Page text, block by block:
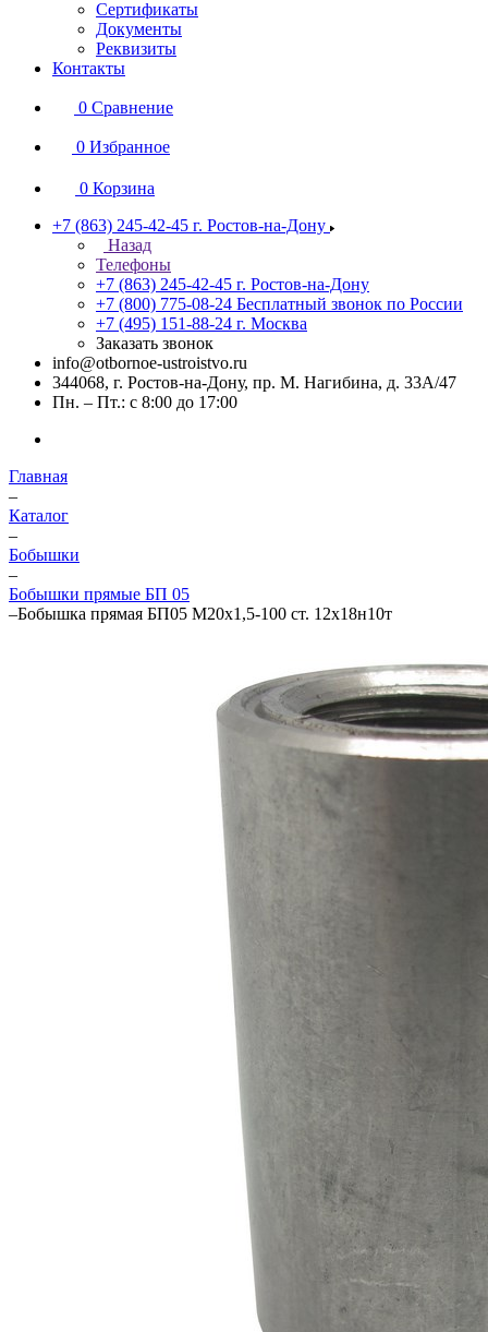
Сертификаты
Документы
Реквизиты
Контакты
0 Сравнение
0 Избранное
0 Корзина
+7 (863) 245-42-45 г. Ростов-на-Дону
Назад
Телефоны
+7 (863) 245-42-45 г. Ростов-на-Дону
+7 (800) 775-08-24 Бесплатный звонок по России
+7 (495) 151-88-24 г. Москва
Заказать звонок
info@otbornoe-ustroistvo.ru
344068, г. Ростов-на-Дону, пр. М. Нагибина, д. 33А/47
Пн. – Пт.: с 8:00 до 17:00
Главная
–
Каталог
–
Бобышки
–
Бобышки прямые БП 05
–Бобышка прямая БП05 М20х1,5-100 ст. 12х18н10т